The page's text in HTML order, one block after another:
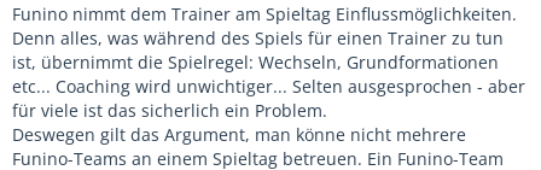
Funino nimmt dem Trainer am Spieltag Einflussmöglichkeiten.
Denn alles, was während des Spiels für einen Trainer zu tun
ist, übernimmt die Spielregel: Wechseln, Grundformationen
etc... Coaching wird unwichtiger... Selten ausgesprochen - aber
für viele ist das sicherlich ein Problem.
Deswegen gilt das Argument, man könne nicht mehrere
Funino-Teams an einem Spieltag betreuen. Ein Funino-Team